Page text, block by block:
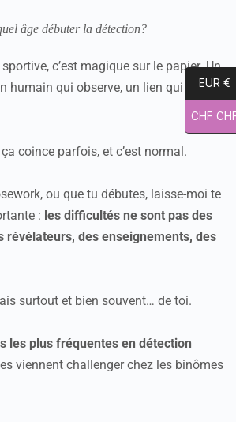
c’est magique sur le papier. Un
humain qui observe, un lien qui se
coince parfois, et c’est normal.
ou que tu débutes, laisse-moi te
: les difficultés ne sont pas des
révélateurs, des enseignements, des
surtout et bien souvent… de toi.
les plus fréquentes en détection
viennent challenger chez les binômes
EUR €
CHF